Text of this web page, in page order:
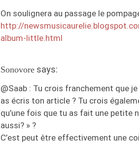
On soulignera au passage le
http://
album-little.html
Sonovore says:
@Saab : Tu crois franchement que
as écris ton article ? Tu crois
qu’une fois que tu as fait une petite
aussi? » ?
C’est peut être effectivement une